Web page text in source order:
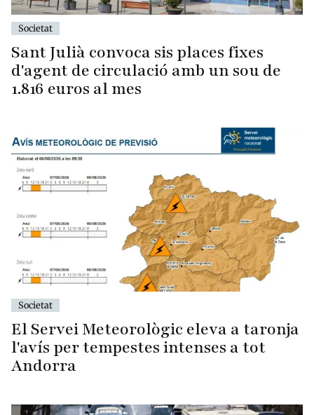
Societat
Sant Julià convoca sis places fixes
d'agent de circulació amb un sou de
1.816 euros al mes
Societat
El Servei Meteorològic eleva a taronja
l'avís per tempestes intenses a tot
Andorra